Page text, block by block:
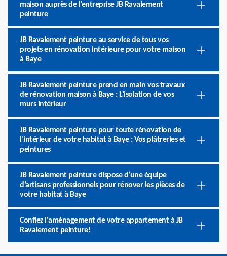
maison auprès de l’entreprise JB Ravalement
peinture
JB Ravalement peinture au service de tous vos
projets en rénovation intérieure pour votre maison
à Baye
JB Ravalement peinture prend en main vos travaux
de rénovation maison à Baye : L’isolation de vos
murs intérieur
JB Ravalement peinture pour toute rénovation de
l’intérieur de votre habitat à Baye : Vos plâtreries et
peintures
JB Ravalement peinture dispose d’une équipe
d’artisans professionnels pour rénover les pièces de
votre habitat à Baye
Confiez l'aménagement de votre appartement à JB
Ravalement peinture!